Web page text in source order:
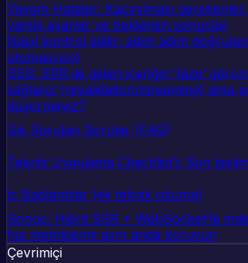
Yaygın Hatalar: Kaçınılması
yanlış ayarlar ve beklenen sonuçlar
Nasıl kontrol edilir: adım adım
otomasyon)
SSS: SSR ile gelen içeriğin ‘taze’
sağlarız (revalidation/streaming) ama
düşürmeyiz?
Sık Sorulan Sorular (FAQ)
Teknik Uygulama Checklist’i: Son
İç Bağlantılar (ek teknik okuma)
Sonuç: Hibrit SSR + WebSocket’te
hız metriklerini aynı anda koruyun
Çevrimiçi